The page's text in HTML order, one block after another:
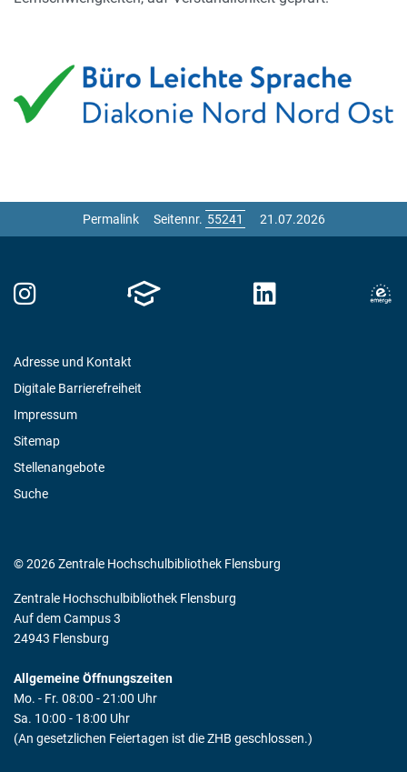
Permalink Seitennr. 21.07.2026
Adresse und Kontakt
Digitale Barrierefreiheit
Impressum
Sitemap
Stellenangebote
Suche
© 2026 Zentrale Hochschulbibliothek Flensburg
Zentrale Hochschulbibliothek Flensburg
Auf dem Campus 3
24943 Flensburg
Allgemeine Öffnungszeiten
Mo. - Fr. 08:00 - 21:00 Uhr
Sa. 10:00 - 18:00 Uhr
(An gesetzlichen Feiertagen ist die ZHB geschlossen.)